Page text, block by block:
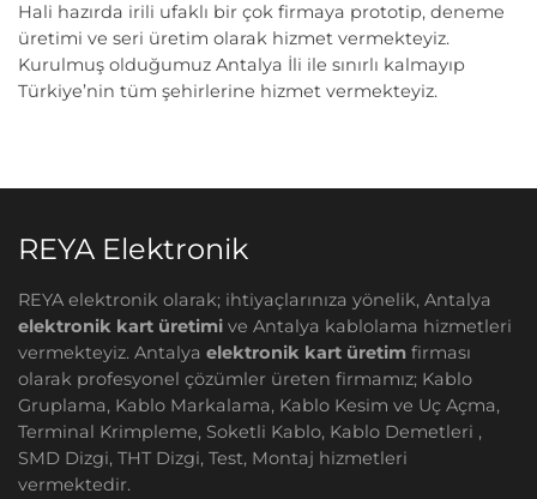
Hali hazırda irili ufaklı bir çok firmaya prototip, deneme
üretimi ve seri üretim olarak hizmet vermekteyiz.
Kurulmuş olduğumuz Antalya İli ile sınırlı kalmayıp
Türkiye’nin tüm şehirlerine hizmet vermekteyiz.
REYA Elektronik
REYA elektronik olarak; ihtiyaçlarınıza yönelik, Antalya
elektronik kart üretimi ve Antalya kablolama hizmetleri
vermekteyiz. Antalya elektronik kart üretim firması
olarak profesyonel çözümler üreten firmamız; Kablo
Gruplama, Kablo Markalama, Kablo Kesim ve Uç Açma,
Terminal Krimpleme, Soketli Kablo, Kablo Demetleri ,
SMD Dizgi, THT Dizgi, Test, Montaj hizmetleri
vermektedir.